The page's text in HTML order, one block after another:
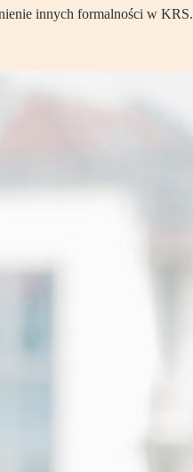
innych formalności w KRS.